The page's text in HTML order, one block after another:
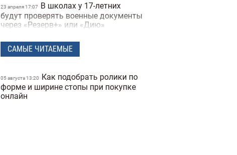
23 апреля 17:07
В школах у 17-летних
будут проверять военные документы
через «Резерв+» или «Дию»
22 апреля 15:07 Полиция Мексики
несколько дней не могла найти
21 апреля 16:19 "Не спасайте меня,
помогите папе" — прокуратура
САМЫЕ ЧИТАЕМЫЕ
05 августа 13:20
Как подобрать ролики по
форме и ширине стопы при покупке
онлайн